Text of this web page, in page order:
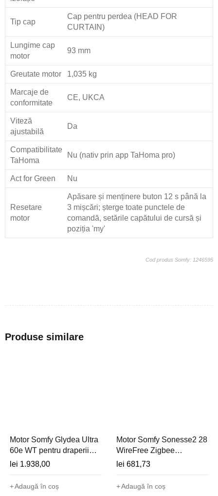
Tip cap
Cap pentru perdea (HEAD FOR
CURTAIN)
Lungime cap
motor
93 mm
Greutate motor 1,035 kg
Marcaje de
conformitate
CE, UKCA
Viteză
ajustabilă
Da
Compatibilitate
TaHoma
Nu (nativ prin app TaHoma pro)
Act for Green Nu
Resetare
motor
Apăsare și menținere buton 12 s până la
3 mișcări; șterge toate punctele de
comandă, setările capătului de cursă și
poziția 'my'
Cod produs Somfy: 1246595
Produse similare
Motor Somfy Glydea Ultra
60e WT pentru draperii
grele (cablat) - 1240228
lei 1.938,00
Adaugă în coș
Motor Somfy Sonesse2 28
WireFree Zigbee
1,1Nm/20rpm 12V (fără
lei 681,73
Adaugă în coș